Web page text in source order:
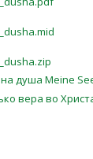
душа Meine
вера во